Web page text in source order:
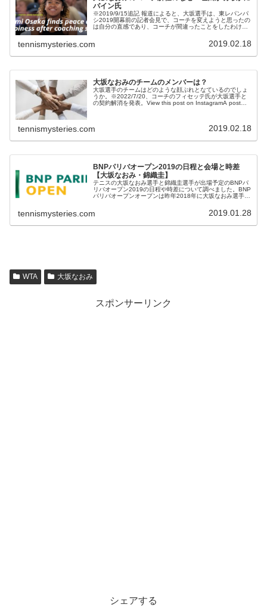
バイン氏
※2019/9/15追記 報道によると、大坂選手は、東レパンパ
シ2019開幕前の記者会見で、コーチを変えようと思ったの
は自分の直感であり、コーチが間違ったことをしたわけで
tennismysteries.com 2019.02.18
大坂なおみのチームのメンバーは？
大坂選手のチームはどのような顔ぶれとなているのでしょ
うか。※2022/7/20、コーチのフィセッテ氏が大坂選手と
の契約解消を発表。View this post on InstagramA post
tennismysteries.com 2019.02.18
BNPパリバオープン2019の日程と会場と時差
【大坂なおみ・錦織圭】
テニスの大坂なおみ選手と錦織圭選手が出場予定のBNPパ
リバオープン2019の日程や時差について調べました。BNP
パリバオープンオープンは昨年2018年に大坂なおみ選手が
tennismysteries.com 2019.01.28
WTA 大坂なおみ
スポンサーリンク
シェアする